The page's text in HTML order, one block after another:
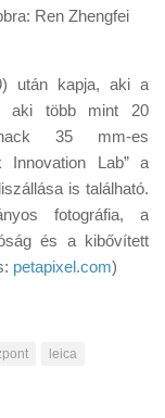
Ren Zhengfei
után kapja, aki a
aki több mint 20
35 mm-es
Innovation Lab” a
is található.
fotográfia, a
és a kibővített
petapixel.com)
leica